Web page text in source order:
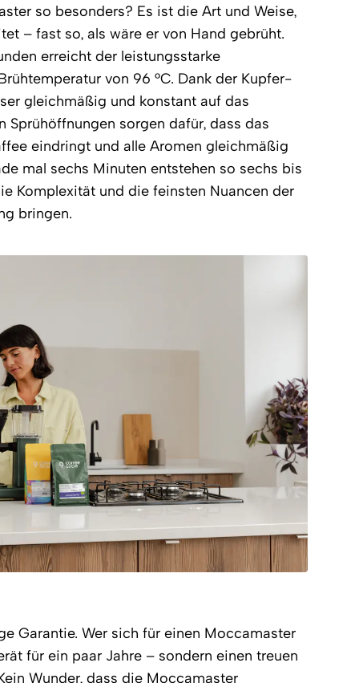
so besonders? Es ist die Art und Weise,
– fast so, als wäre er von Hand gebrüht.
erreicht der leistungsstarke
von 96 °C. Dank der Kupfer-
gleichmäßig und konstant auf das
Sprühöffnungen sorgen dafür, dass das
eindringt und alle Aromen gleichmäßig
mal sechs Minuten entstehen so sechs bis
Komplexität und die feinsten Nuancen der
bringen.
Garantie. Wer sich für einen Moccamaster
für ein paar Jahre – sondern einen treuen
Wunder, dass die Moccamaster